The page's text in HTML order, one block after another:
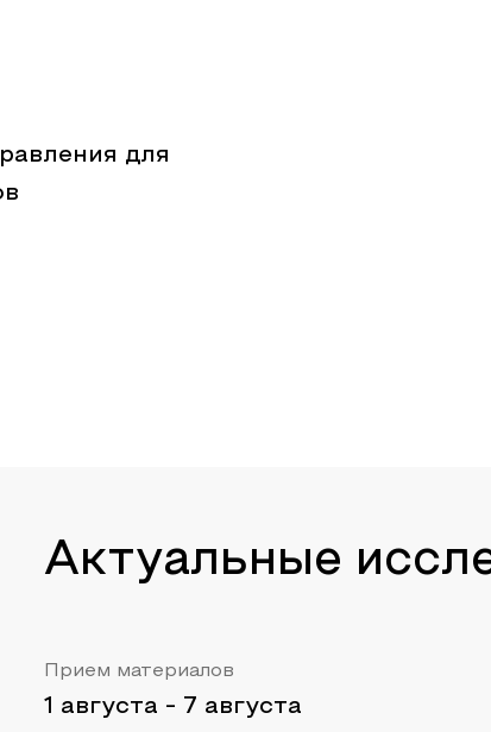
для
Актуальные
Прием материалов
1 августа - 7 августа